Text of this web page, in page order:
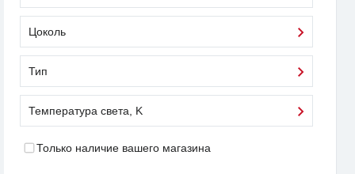
Цоколь
Тип
Температура света, K
Только наличие вашего магазина